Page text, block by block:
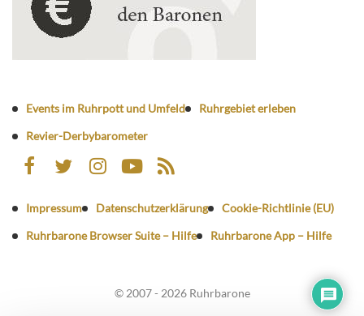
Events im Ruhrpott und Umfeld
Ruhrgebiet erleben
Revier-Derbybarometer
Impressum Datenschutzerklärung
Cookie-Richtlinie (EU)
Ruhrbarone Browser Suite – Hilfe
Ruhrbarone App – Hilfe
© 2007 - 2026 Ruhrbarone